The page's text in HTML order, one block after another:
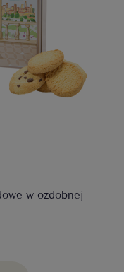
w ozdobnej